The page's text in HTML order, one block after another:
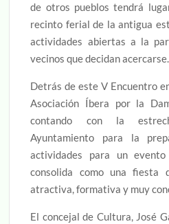
de otros pueblos tendrá
recinto ferial de la antigua
actividades abiertas a la
vecinos que decidan acercarse.
Detrás de este V Encuentro
Asociación Íbera por la
contando con la
Ayuntamiento para la
actividades para un
consolida como una fiesta
atractiva, formativa y muy
El concejal de Cultura, José